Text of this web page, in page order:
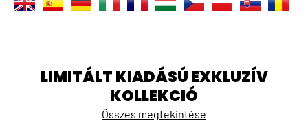
LIMITÁLT KIADÁSÚ EXKLUZÍV
KOLLEKCIÓ
Összes megtekintése